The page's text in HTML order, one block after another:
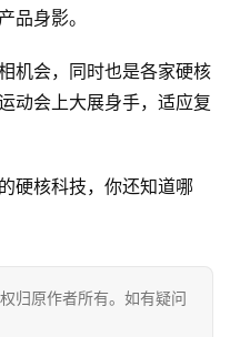
品身影。
机会，同时也是各家硬核
动会上大展身手，适应复
硬核科技，你还知道哪
归原作者所有。如有疑问